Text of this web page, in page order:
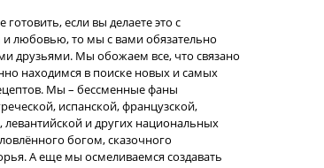
готовить, если вы делаете это с
любовью, то мы с вами обязательно
друзьями. Мы обожаем все, что связано
находимся в поиске новых и самых
Мы – бессменные фаны
испанской, французской,
левантийской и других национальных
богом, сказочного
А еще мы осмеливаемся создавать